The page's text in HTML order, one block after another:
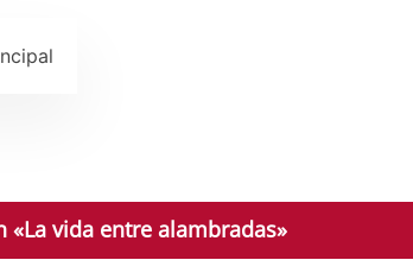
«La vida entre alambradas»